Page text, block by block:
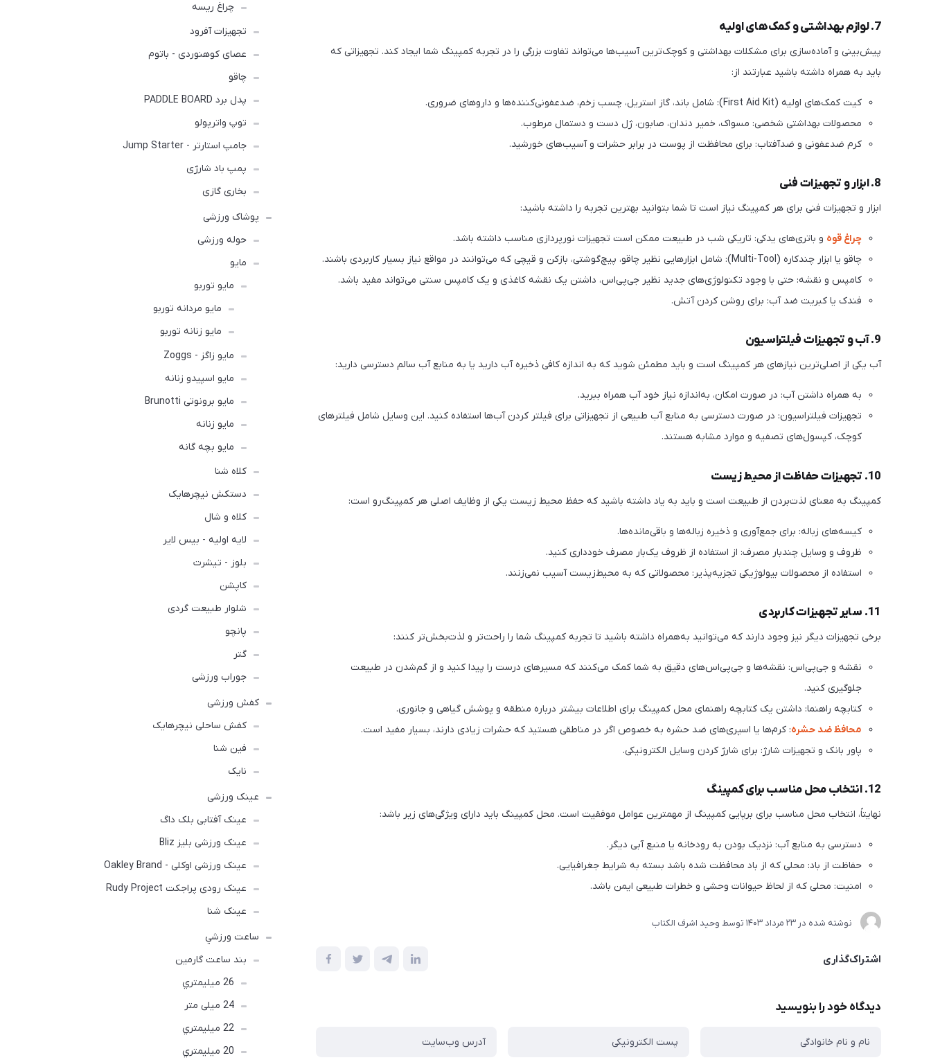
7. لوازم بهداشتی و کمک‌های اولیه
پیش‌بینی و آماده‌سازی برای مشکلات بهداشتی و کوچک‌ترین آسیب‌ها می‌تواند تفاوت بزرگی را در تجربه کمپینگ شما ایجاد کند. تجهیزاتی که
باید به همراه داشته باشید عبارتند از:
کیت کمک‌های اولیه (First Aid Kit): شامل باند، گاز استریل، چسب زخم، ضدعفونی‌کننده‌ها و داروهای ضروری.
محصولات بهداشتی شخصی: مسواک، خمیر دندان، صابون، ژل دست و دستمال مرطوب.
كرم ضدعفونی و ضدآفتاب: برای محافظت از پوست در برابر حشرات و آسیب‌های خورشید.
8. ابزار و تجهیزات فنی
ابزار و تجهیزات فنی برای هر کمپینگ نیاز است تا شما بتوانید بهترین تجربه را داشته باشید:
چراغ قوه و باتری‌های یدکی: تاریکی شب در طبیعت ممکن است تجهیزات نورپردازی مناسب داشته باشد.
چاقو یا ابزار چندکاره (Multi-Tool): شامل ابزارهایی نظیر چاقو، پیچ‌گوشتی، بازکن و قیچی که می‌توانند در مواقع نیاز بسیار کاربردی باشند.
کامپس و نقشه: حتی با وجود تکنولوژی‌های جدید نظیر جی‌پی‌اس، داشتن یک نقشه کاغذی و یک کامپس سنتی می‌تواند مفید باشد.
فندک یا کبریت ضد آب: برای روشن کردن آتش.
9. آب و تجهیزات فیلتراسیون
آب یکی از اصلی‌ترین نیازهای هر کمپینگ است و باید مطمئن شوید که به اندازه کافی ذخیره آب دارید یا به منابع آب سالم دسترسی دارید:
به همراه داشتن آب: در صورت امکان، به‌اندازه نیاز خود آب همراه ببرید.
تجهیزات فیلتراسیون: در صورت دسترسی به منابع آب طبیعی از تجهیزاتی برای فیلتر کردن آب‌ها استفاده کنید. این وسایل شامل فیلترهای
کوچک، کپسول‌های تصفیه و موارد مشابه هستند.
10. تجهیزات حفاظت از محیط زیست
کمپینگ به معنای لذت‌بردن از طبیعت است و باید به یاد داشته باشید که حفظ محیط زیست یکی از وظایف اصلی هر کمپینگ‌رو است:
کیسه‌های زباله: برای جمع‌آوری و ذخیره زباله‌ها و باقی‌مانده‌ها.
ظروف و وسایل چندبار مصرف: از استفاده از ظروف یک‌بار مصرف خودداری کنید.
استفاده از محصولات بیولوژیکی تجزیه‌پذیر: محصولاتی که به محیط‌زیست آسیب نمی‌زنند.
11. سایر تجهیزات کاربردی
برخی تجهیزات دیگر نیز وجود دارند که می‌توانید به‌همراه داشته باشید تا تجربه کمپینگ شما را راحت‌تر و لذت‌بخش‌تر کنند:
نقشه و جی‌پی‌اس: نقشه‌ها و جی‌پی‌اس‌های دقیق به شما کمک می‌کنند که مسیر‌های درست را پیدا کنید و از گم‌شدن در طبیعت
جلوگیری کنید.
کتابچه راهنما: داشتن یک کتابچه راهنمای محل کمپینگ برای اطلاعات بیشتر درباره منطقه و پوشش گیاهی و جانوری.
محافظ ضد حشره: کرم‌ها یا اسپری‌های ضد حشره به خصوص اگر در مناطقی هستید که حشرات زیادی دارند، بسیار مفید است.
پاور بانک و تجهیزات شارژ: برای شارژ کردن وسایل الکترونیکی.
12. انتخاب محل مناسب برای کمپینگ
نهایتاً، انتخاب محل مناسب برای برپایی کمپینگ از مهمترین عوامل موفقیت است. محل کمپینگ باید دارای ویژگی‌های زیر باشد:
دسترسی به منابع آب: نزدیک بودن به رودخانه یا منبع آبی دیگر.
حفاظت از باد: محلی که از باد محافظت شده باشد بسته به شرایط جغرافیایی.
امنیت: محلی که از لحاظ حیوانات وحشی و خطرات طبیعی ایمن باشد.
نوشته شده در 23 مرداد 1403 توسط وحید اشرف الکتاب
اشتراک‌گذاری
دیدگاه خود را بنویسید
چراغ ریسه
تجهیزات آفرود
عصای کوهنوردی - باتوم
چاقو
پدل برد PADDLE BOARD
توپ واترپولو
جامپ استارتر - Jump Starter
پمپ باد شارژی
بخاری گازی
پوشاک ورزشی
حوله ورزشی
مايو
مایو توربو
مایو مردانه توربو
مایو زنانه توربو
مایو زاگز - Zoggs
مایو اسپیدو زنانه
مایو برونوتی Brunotti
مایو زنانه
مایو بچه گانه
کلاه شنا
دستکش نیچرهایک
کلاه و شال
لایه اولیه - بیس لایر
بلوز - تیشرت
کاپشن
شلوار طبیعت گردی
پانچو
گتر
جوراب ورزشی
کفش ورزشی
كفش ساحلی نیچرهایک
فین شنا
نایک
عینک ورزشی
عینک آفتابی بلک داگ
عینک ورزشی بلیز Bliz
عینک ورزشی اوکلی - Oakley Brand
عینک رودی پراجکت Rudy Project
عینک شنا
ساعت ورزشي
بند ساعت گارمین
26 ميليمتري
24 میلی متر
22 ميليمتري
20 ميليمتري